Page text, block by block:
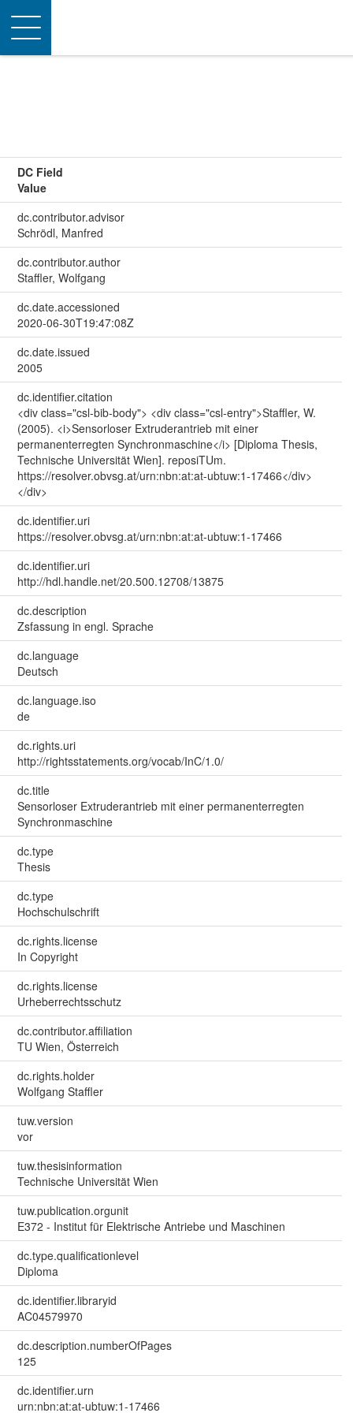
Toggle
navigation
DC Field
Value
dc.contributor.advisor
Schrödl, Manfred
dc.contributor.author
Staffler, Wolfgang
dc.date.accessioned
2020-06-30T19:47:08Z
dc.date.issued
2005
dc.identifier.citation
<div class="csl-bib-body"> <div class="csl-entry">Staffler, W.
(2005). <i>Sensorloser Extruderantrieb mit einer
permanenterregten Synchronmaschine</i> [Diploma Thesis,
Technische Universität Wien]. reposiTUm.
https://resolver.obvsg.at/urn:nbn:at:at-ubtuw:1-17466</div>
</div>
dc.identifier.uri
https://resolver.obvsg.at/urn:nbn:at:at-ubtuw:1-17466
dc.identifier.uri
http://hdl.handle.net/20.500.12708/13875
dc.description
Zsfassung in engl. Sprache
dc.language
Deutsch
dc.language.iso
de
dc.rights.uri
http://rightsstatements.org/vocab/InC/1.0/
dc.title
Sensorloser Extruderantrieb mit einer permanenterregten
Synchronmaschine
dc.type
Thesis
dc.type
Hochschulschrift
dc.rights.license
In Copyright
dc.rights.license
Urheberrechtsschutz
dc.contributor.affiliation
TU Wien, Österreich
dc.rights.holder
Wolfgang Staffler
tuw.version
vor
tuw.thesisinformation
Technische Universität Wien
tuw.publication.orgunit
E372 - Institut für Elektrische Antriebe und Maschinen
dc.type.qualificationlevel
Diploma
dc.identifier.libraryid
AC04579970
dc.description.numberOfPages
125
dc.identifier.urn
urn:nbn:at:at-ubtuw:1-17466